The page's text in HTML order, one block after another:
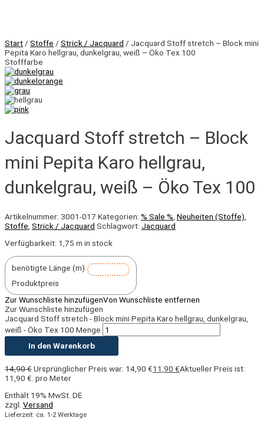
Start / Stoffe / Strick / Jacquard / Jacquard Stoff stretch – Block mini
Pepita Karo hellgrau, dunkelgrau, weiß – Öko Tex 100
Stofffarbe
Jacquard Stoff stretch – Block
mini Pepita Karo hellgrau,
dunkelgrau, weiß – Öko Tex 100
Artikelnummer: 3001-017 Kategorien: % Sale % Neuheiten (Stoffe)
Stoffe Strick / Jacquard Schlagwort: Jacquard
Verfügbarkeit: 1,75 m in stock
benötigte Länge (m)
Produktpreis
Zur Wunschliste hinzufügenVon Wunschliste entfernen
Zur Wunschliste hinzufügen
Jacquard Stoff stretch - Block mini Pepita Karo hellgrau, dunkelgrau,
weiß - Öko Tex 100 Menge
In den Warenkorb
14,90€Ursprünglicher Preis war: 14,90 €11,90 €Aktueller Preis ist:
11,90 €. pro Meter
Enthält 19% MwSt. DE
zzgl. Versand
Lieferzeit: ca. 1-2 Werktage